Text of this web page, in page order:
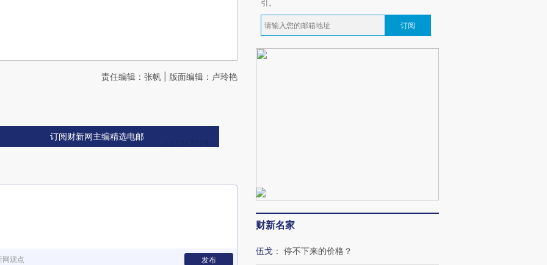
责任编辑：张帆 | 版面编辑：卢玲艳
订阅财新网主编精选电邮
网观点 发布
引。
订阅
财新名家
伍戈 ： 停不下来的价格？